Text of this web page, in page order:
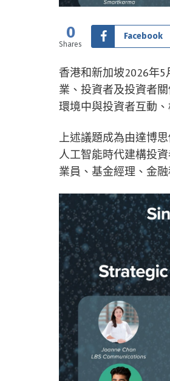
0
Shares
Facebook
香港和新加坡2026年5
業、投資者及投資者
環境中與投資者互動
上述議題成為由達博
人工智能時代建構投
業員、基金經理、金